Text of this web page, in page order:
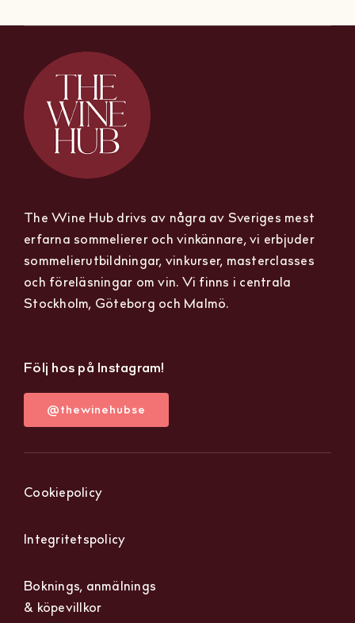
The Wine Hub drivs av några av Sveriges mest
erfarna sommelierer och vinkännare, vi erbjuder
sommelierutbildningar, vinkurser, masterclasses
och föreläsningar om vin. Vi finns i centrala
Stockholm, Göteborg och Malmö.
Följ hos på Instagram!
@thewinehubse
Cookiepolicy
Integritetspolicy
Boknings, anmälnings
& köpevillkor